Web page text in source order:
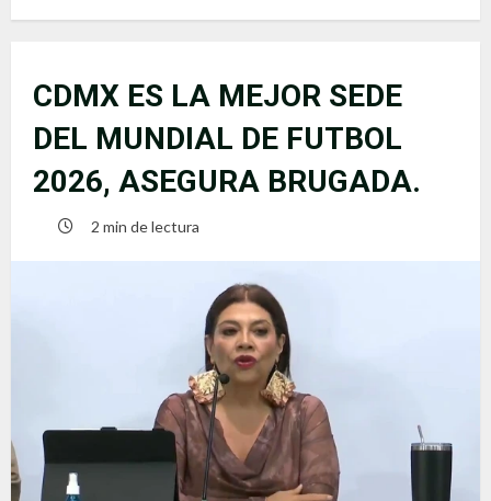
CDMX ES LA MEJOR SEDE
DEL MUNDIAL DE FUTBOL
2026, ASEGURA BRUGADA.
2 min de lectura